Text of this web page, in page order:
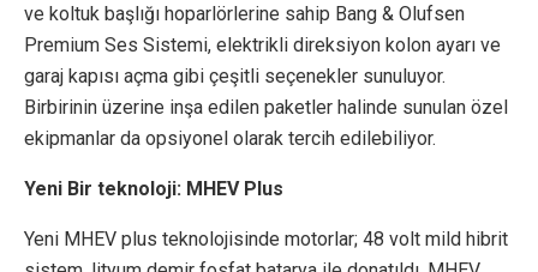
ve koltuk başlığı hoparlörlerine sahip Bang & Olufsen
Premium Ses Sistemi, elektrikli direksiyon kolon ayarı ve
garaj kapısı açma gibi çeşitli seçenekler sunuluyor.
Birbirinin üzerine inşa edilen paketler halinde sunulan özel
ekipmanlar da opsiyonel olarak tercih edilebiliyor.
Yeni Bir teknoloji: MHEV Plus
Yeni MHEV plus teknolojisinde motorlar; 48 volt mild hibrit